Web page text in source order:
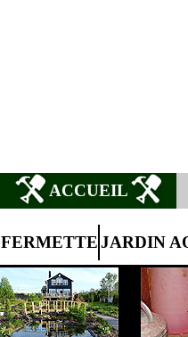
ACCUEIL
FERMETTEJARDIN